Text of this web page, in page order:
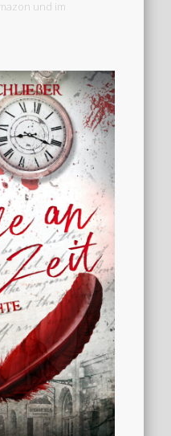
und im